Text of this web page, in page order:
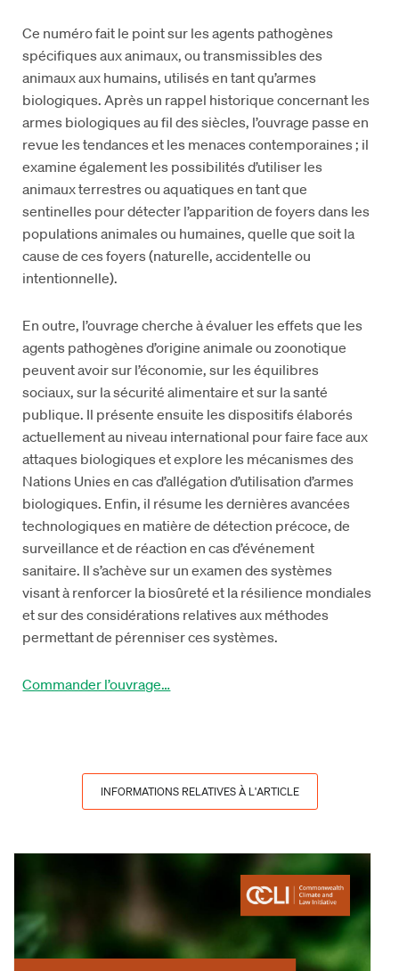
Ce numéro fait le point sur les agents pathogènes
spécifiques aux animaux, ou transmissibles des
animaux aux humains, utilisés en tant qu’armes
biologiques. Après un rappel historique concernant les
armes biologiques au fil des siècles, l’ouvrage passe en
revue les tendances et les menaces contemporaines ; il
examine également les possibilités d’utiliser les
animaux terrestres ou aquatiques en tant que
sentinelles pour détecter l’apparition de foyers dans les
populations animales ou humaines, quelle que soit la
cause de ces foyers (naturelle, accidentelle ou
intentionnelle).
En outre, l’ouvrage cherche à évaluer les effets que les
agents pathogènes d’origine animale ou zoonotique
peuvent avoir sur l’économie, sur les équilibres
sociaux, sur la sécurité alimentaire et sur la santé
publique. Il présente ensuite les dispositifs élaborés
actuellement au niveau international pour faire face aux
attaques biologiques et explore les mécanismes des
Nations Unies en cas d’allégation d’utilisation d’armes
biologiques. Enfin, il résume les dernières avancées
technologiques en matière de détection précoce, de
surveillance et de réaction en cas d’événement
sanitaire. Il s’achève sur un examen des systèmes
visant à renforcer la biosûreté et la résilience mondiales
et sur des considérations relatives aux méthodes
permettant de pérenniser ces systèmes.
Commander l’ouvrage…
INFORMATIONS RELATIVES À L'ARTICLE